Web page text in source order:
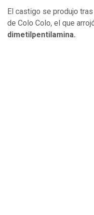
El castigo se produjo
de Colo Colo, el que
dimetilpentilamina.